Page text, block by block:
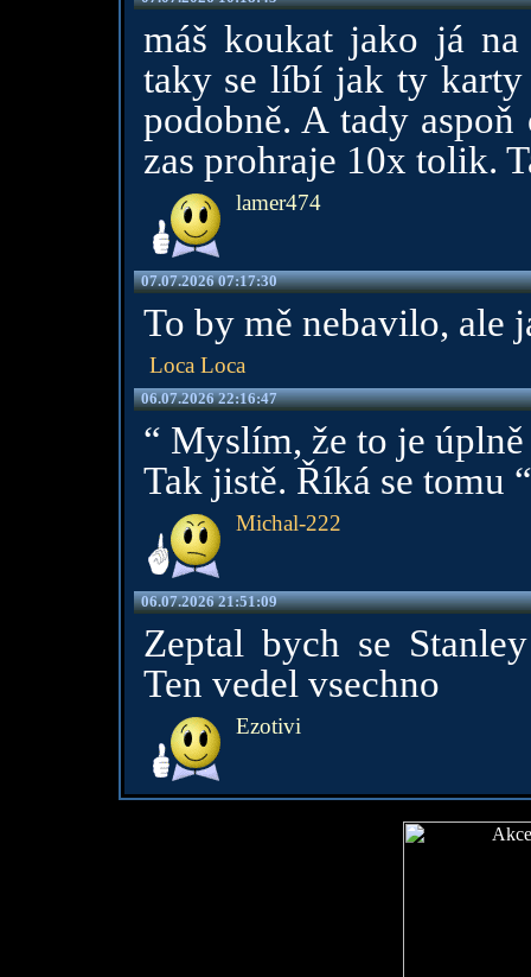
máš koukat jako já
taky se líbí jak ty karty
podobně. A tady
zas prohraje 10x tolik.
lamer474
07.07.2026 07:17:30
To by mě nebavilo, ale
Loca Loca
06.07.2026 22:16:47
“ Myslím, že to je úplně
Tak jistě. Říká se tomu
Michal-222
06.07.2026 21:51:09
Zeptal bych se
Ten vedel vsechno
Ezotivi